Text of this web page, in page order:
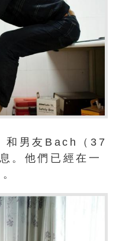
男友Bach（37
。他們已經在一